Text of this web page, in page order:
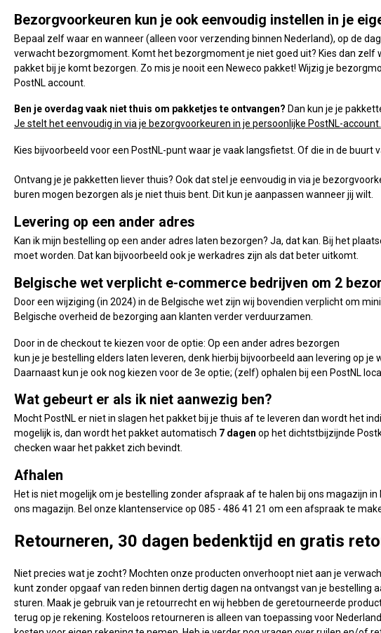
Bezorgvoorkeuren kun je ook eenvoudig instellen in je
Bepaal zelf waar en wanneer (alleen voor verzending binnen Nederland), op de
verwacht bezorgmoment. Komt het bezorgmoment je niet goed uit? Kies dan zelf
pakket bij je komt bezorgen. Zo mis je nooit een Neweco pakket! Wijzig je
PostNL account.
Ben je overdag vaak niet thuis om pakketjes te ontvangen? Dan kun je je
Je stelt het eenvoudig in via je bezorgvoorkeuren in je persoonlijke PostNL-account.
Kies bijvoorbeeld voor een PostNL-punt waar je vaak langsfietst. Of die in de buurt
Ontvang je je pakketten liever thuis? Ook dat stel je eenvoudig in via je
buren mogen bezorgen als je niet thuis bent. Dit kun je aanpassen wanneer jij wilt.
Levering op een ander adres
Kan ik mijn bestelling op een ander adres laten bezorgen? Ja, dat kan. Bij het
moet worden. Dat kan bijvoorbeeld ook je werkadres zijn als dat beter uitkomt.
Belgische wet verplicht e-commerce bedrijven om 2
Door een wijziging (in 2024) in de Belgische wet zijn wij bovendien verplicht om
Belgische overheid de bezorging aan klanten verder verduurzamen.
Door in de checkout te kiezen voor de optie: Op een ander adres bezorgen
kun je je bestelling elders laten leveren, denk hierbij bijvoorbeeld aan levering op je
Daarnaast kun je ook nog kiezen voor de 3e optie; (zelf) ophalen bij een PostNL
Wat gebeurt er als ik niet aanwezig ben?
Mocht PostNL er niet in slagen het pakket bij je thuis af te leveren dan wordt het
mogelijk is, dan wordt het pakket automatisch 7 dagen op het dichtstbijzijnde
checken waar het pakket zich bevindt.
Afhalen
Het is niet mogelijk om je bestelling zonder afspraak af te halen bij ons magazijn
ons magazijn. Bel onze klantenservice op 085 - 486 41 21 om een afspraak te
Retourneren, 30 dagen bedenktijd en gratis
Niet precies wat je zocht? Mochten onze producten onverhoopt niet aan je
kunt zonder opgaaf van reden binnen dertig dagen na ontvangst van je
sturen. Maak je gebruik van je retourrecht en wij hebben de geretourneerde
terug op je rekening. Kosteloos retourneren is alleen van toepassing voor